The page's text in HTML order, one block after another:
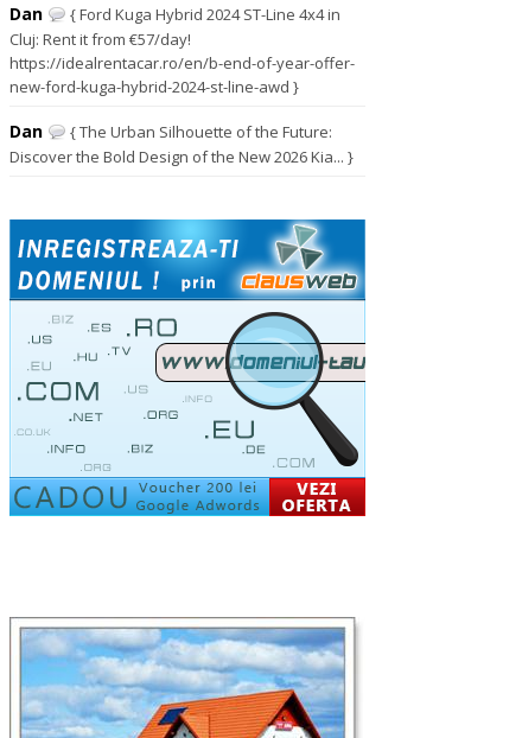
Dan
{ Ford Kuga Hybrid 2024 ST-Line 4x4 in
Cluj: Rent it from €57/day!
https://idealrentacar.ro/en/b-end-of-year-offer-
new-ford-kuga-hybrid-2024-st-line-awd }
Dan
{ The Urban Silhouette of the Future:
Discover the Bold Design of the New 2026 Kia... }